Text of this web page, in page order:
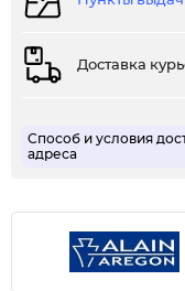
Доставка
Способ и условия
адреса